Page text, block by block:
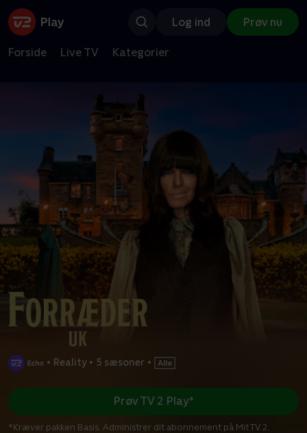
Log ind Prøv nu
Forside Live TV Kategorier
• Reality • 5 sæsoner •
Prøv TV 2 Play*
*Kræver pakken Basis. Administrer dit abonnement på Mit TV 2.